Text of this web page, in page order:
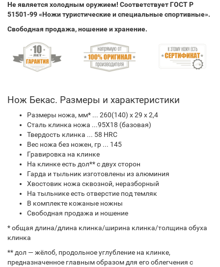
Не является холодным оружием! Соответствует ГОСТ Р
51501-99 «Ножи туристические и специальные спортивные».
Свободная продажа, ношение и хранение.
Нож Бекас. Размеры и характеристики
Размеры ножа, мм* ... 260(140) х 29 х 2,4
Сталь клинка ножа ...95Х18 (базовая)
Твердость клинка ... 58 HRC
Вес ножа без ножен, гр ... 145
Гравировка на клинке
На клинке есть дол** с двух сторон
Гарда и тыльник изготовлены из алюминия
Хвостовик ножа сквозной, неразборный
На тыльнике есть отверстие под темляк
В комплекте кожаные ножны
Свободная продажа и ношение
* общая длина/длина клинка/ширина клинка/толщина обуха
клинка
** дол — жёлоб, продольное углубление на клинке,
предназначенное главным образом для его облегчения с